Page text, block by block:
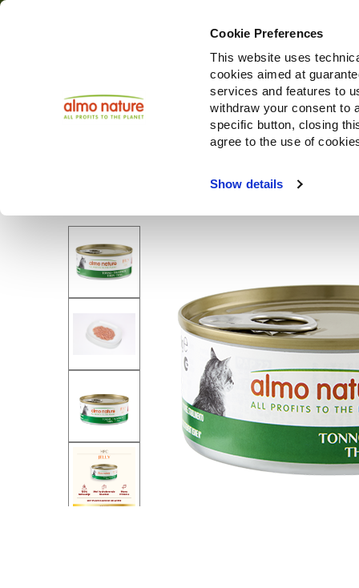
Cookie Preferences
This website uses
cookies aimed at
services and features to
withdraw your consent to
specific button, closing
agree to the use of
Show details
Producten
Choose another country or region to see content